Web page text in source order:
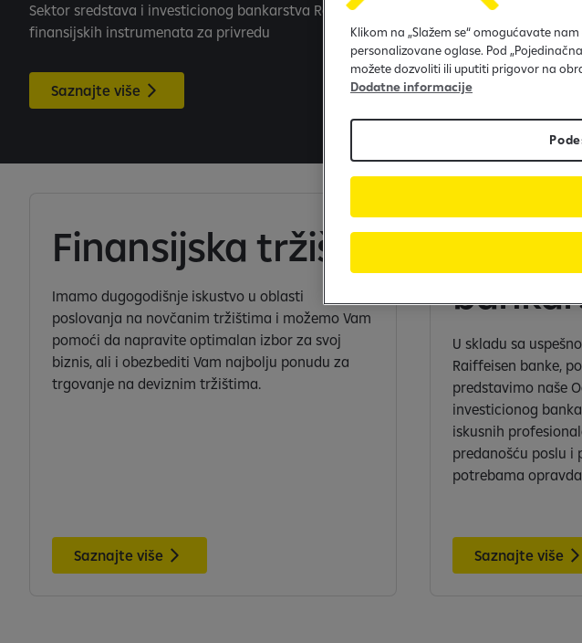
Sektor sredstava i investicionog bankarstva Raiffeisen banke nudi širok opseg
finansijskih instrumenata za privredu
Saznajte više
Finansijska tržišta
Imamo dugogodišnje iskustvo u oblasti
poslovanja na novčanim tržištima i možemo Vam
pomoći da napravite optimalan izbor za svoj
biznis, ali i obezbediti Vam najbolju ponudu za
trgovanje na deviznim tržištima.
Saznajte više
U skladu sa
Raiffeisen banke,
predstavimo naše
investicionog
iskusnih
predanošću poslu i
potrebama
Saznajte više
Klikom na „Slažem se“ omogućavate
personalizovane oglase. Pod
možete dozvoliti ili uputiti prigovor na
Dodatne informacije